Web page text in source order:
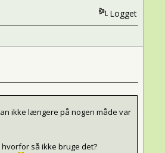
Logget
ikke længere på nogen måde var
så ikke bruge det?